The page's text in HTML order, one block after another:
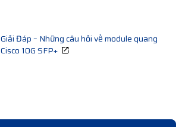
Giải Đáp – Những câu hỏi về module quang
Cisco 10G SFP+